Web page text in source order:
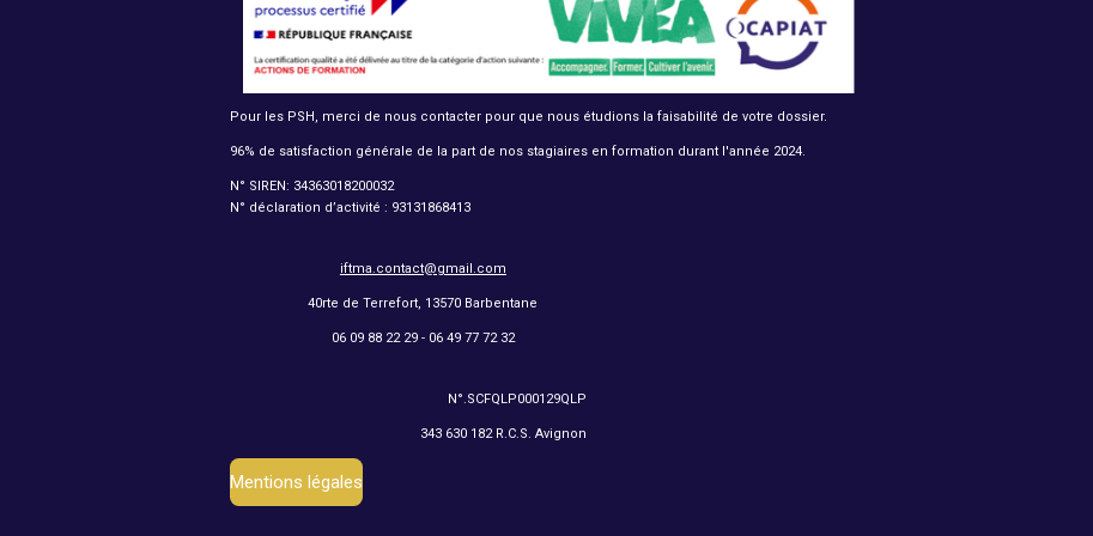
o
o
k
g
r
a
m
k
p
Pour les PSH, merci de nous contacter pour que nous étudions la faisabilité de votre dossier.
96% de satisfaction générale de la part de nos stagiaires en formation durant l'année 2024.
N° SIREN: 34363018200032
N° déclaration d’activité : 93131868413
iftma.contact@gmail.com
40rte de Terrefort, 13570 Barbentane
06 09 88 22 29 - 06 49 77 72 32
N°.SCFQLP000129QLP
343 630 182 R.C.S. Avignon
Mentions légales